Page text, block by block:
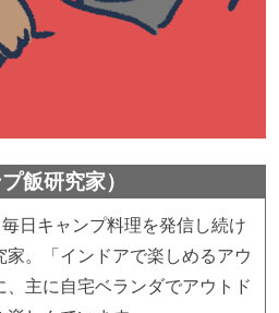
飯研究家）
日キャンプ料理を発信し続け
。「インドアで楽しめるアウ
、主に自宅ベランダでアウトド